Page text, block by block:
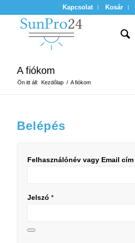
Kapcsolat Kosár
A fiókom
Ön itt áll: Kezdőlap / A fiókom
Belépés
Felhasználónév vagy Email cím
Jelszó *